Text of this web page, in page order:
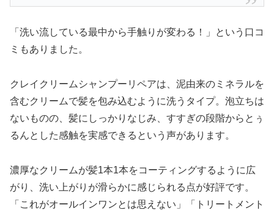
「洗い流している最中から手触りが変わる！」という口コ
ミもありました。
クレイクリームシャンプーリペアは、泥由来のミネラルを
含むクリームで髪を包み込むように洗うタイプ。泡立ちは
ないものの、髪にしっかりなじみ、すすぎの段階からとぅ
るんとした感触を実感できるという声があります。
濃厚なクリームが髪1本1本をコーティングするように広
がり、洗い上がりが滑らかに感じられる点が好評です。
「これがオールインワンとは思えない」「トリートメント